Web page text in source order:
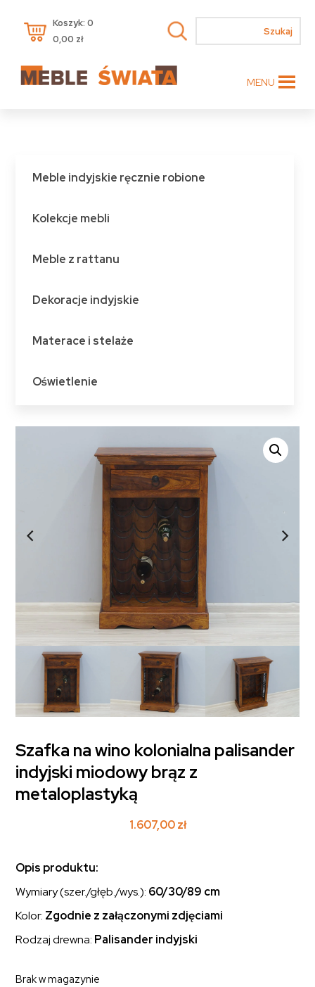
Koszyk: 0
0,00 zł
MENU
Meble indyjskie ręcznie robione
Kolekcje mebli
Meble z rattanu
Dekoracje indyjskie
Materace i stelaże
Oświetlenie
Szafka na wino kolonialna palisander
indyjski miodowy brąz z
metaloplastyką
1.607,00zł
Opis produktu:
Wymiary (szer./głęb./wys.): 60/30/89 cm
Kolor: Zgodnie z załączonymi zdjęciami
Rodzaj drewna: Palisander indyjski
Brak w magazynie